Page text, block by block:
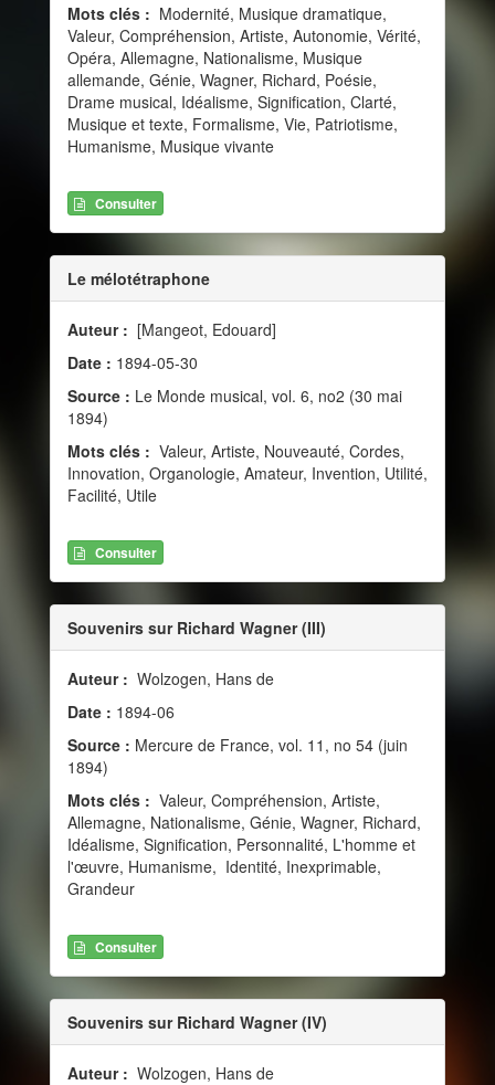
Mots clés : Modernité, Musique dramatique,
Valeur, Compréhension, Artiste, Autonomie, Vérité,
Opéra, Allemagne, Nationalisme, Musique
allemande, Génie, Wagner, Richard, Poésie,
Drame musical, Idéalisme, Signification, Clarté,
Musique et texte, Formalisme, Vie, Patriotisme,
Humanisme, Musique vivante
Consulter
Le mélotétraphone
Auteur : [Mangeot, Edouard]
Date : 1894-05-30
Source : Le Monde musical, vol. 6, no2 (30 mai
1894)
Mots clés : Valeur, Artiste, Nouveauté, Cordes,
Innovation, Organologie, Amateur, Invention, Utilité,
Facilité, Utile
Consulter
Souvenirs sur Richard Wagner (III)
Auteur : Wolzogen, Hans de
Date : 1894-06
Source : Mercure de France, vol. 11, no 54 (juin
1894)
Mots clés : Valeur, Compréhension, Artiste,
Allemagne, Nationalisme, Génie, Wagner, Richard,
Idéalisme, Signification, Personnalité, L'homme et
l'œuvre, Humanisme, Identité, Inexprimable,
Grandeur
Consulter
Souvenirs sur Richard Wagner (IV)
Auteur : Wolzogen, Hans de